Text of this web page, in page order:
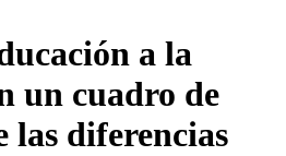
a la
un cuadro de
las diferencias